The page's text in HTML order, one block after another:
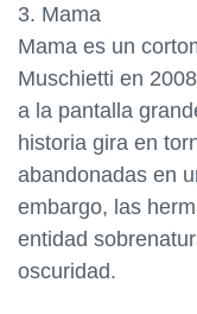
3. Mama
Mama es un
Muschietti en
a la pantalla
historia gira en
abandonadas en
embargo, las
entidad
oscuridad.